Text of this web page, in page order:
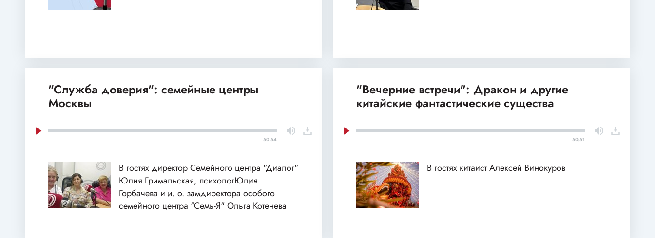
"Служба доверия": семейные центры
Москвы
50:54
В гостях директор Семейного центра "Диалог"
Юлия Гримальская, психологЮлия
Горбачева и и. о. замдиректора особого
семейного центра "Семь-Я" Ольга Котенева
"Вечерние встречи": Дракон и другие
китайские фантастические существа
50:51
В гостях китаист Алексей Винокуров